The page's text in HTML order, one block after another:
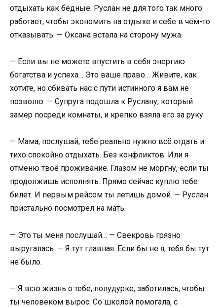
отдыхать как бедные. Руслан не для того так много
работает, чтобы экономить на отдыхе и себе в чём-то
отказывать. — Оксана встала на сторону мужа.
— Если вы не можете впустить в себя энергию
богатства и успеха… Это ваше право… Живите, как
хотите, но сбивать нас с пути истинного я вам не
позволю. — Супруга подошла к Руслану, который
замер посреди комнаты, и крепко взяла его за руку.
— Мама, послушай, тебе реально нужно всё отдать и
тихо спокойно отдыхать. Без конфликтов. Или я
отменю твоё проживание. Глазом не моргну, если ты
продолжишь исполнять. Прямо сейчас куплю тебе
билет. И первым рейсом ты летишь домой. — Руслан
пристально посмотрел на мать.
— Это ты меня послушай… — Свекровь грязно
выругалась. — Я тут главная. Если бы не я, тебя бы тут
не было.
— Я всю жизнь о тебе, полудурке, заботилась, чтобы
ты человеком вырос. Со школой помогала, с